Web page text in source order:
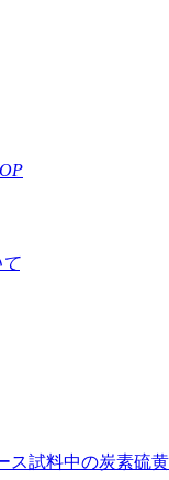
ス試料中の炭素硫